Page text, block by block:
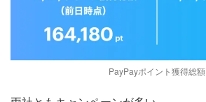
PayPayポイント獲得総額